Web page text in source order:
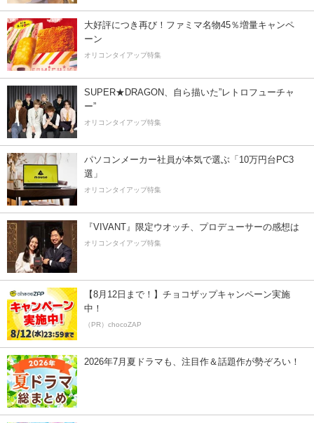
大好評につき再び！ファミマ名物45％増量キャンペ
ーン
オリコンタイアップ特集
SUPER★DRAGON、自ら描いた”レトロフューチャ
ー”
オリコンタイアップ特集
パソコンメーカー社員が本気で選ぶ「10万円台PC3
選」
オリコンタイアップ特集
『VIVANT』限定ウオッチ、プロデューサーの感想は
オリコンタイアップ特集
【8月12日まで！】チョコザップキャンペーン実施
中！
（PR）chocoZAP
2026年7月夏ドラマも、注目作＆話題作が勢ぞろい！